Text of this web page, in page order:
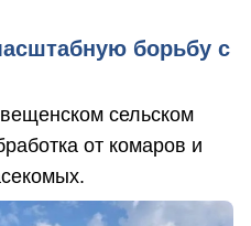
борьбу с
сельском
от комаров и